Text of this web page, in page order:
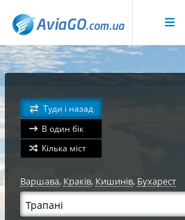
Туди і назад
В один бік
Кілька міст
Варшава,Краків,Кишинів,Бухарест